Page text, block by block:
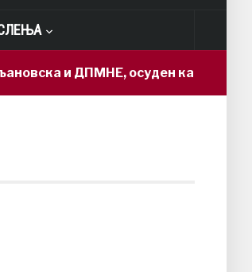
и ДПМНЕ, осуден кадар доби